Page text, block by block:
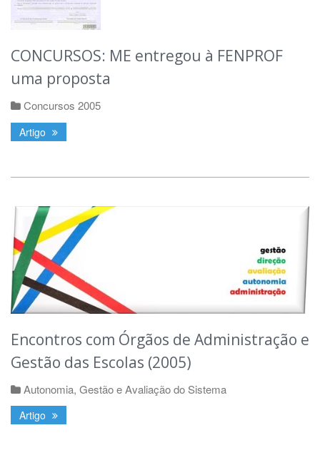
CONCURSOS: ME entregou à FENPROF
uma proposta
Concursos 2005
Artigo
Encontros com Órgãos de Administração e
Gestão das Escolas (2005)
Autonomia, Gestão e Avaliação do Sistema
Artigo